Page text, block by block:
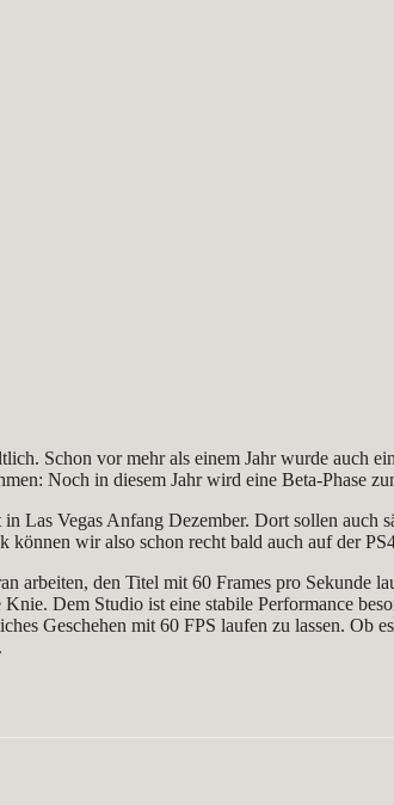
Schon vor mehr als einem Jahr wurde auch
Noch in diesem Jahr wird eine Beta-Phase
Las Vegas Anfang Dezember. Dort sollen
wir also schon recht bald auch auf der
den Titel mit 60 Frames pro Sekunde
Dem Studio ist eine stabile Performance
Geschehen mit 60 FPS laufen zu lassen.